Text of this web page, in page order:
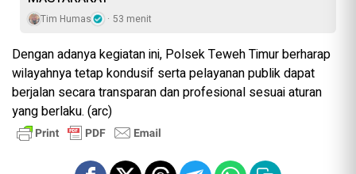
Tim Humas 53 menit
Dengan adanya kegiatan ini, Polsek Teweh Timur berharap
wilayahnya tetap kondusif serta pelayanan publik dapat
berjalan secara transparan dan profesional sesuai aturan
yang berlaku. (arc)